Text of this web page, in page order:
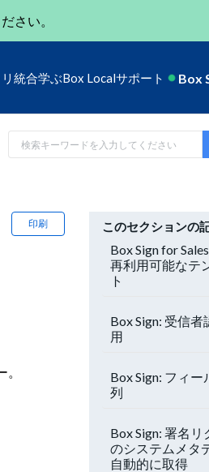
さい。
統合学ぶBox Localサポート Box
印刷 このセクションの
Box Sign for
再利用可能なテ
ト
Box Sign: 受信者
用
Box Sign: フィー
列
Box Sign: 署名リ
のシステムメタ
自動的に取得